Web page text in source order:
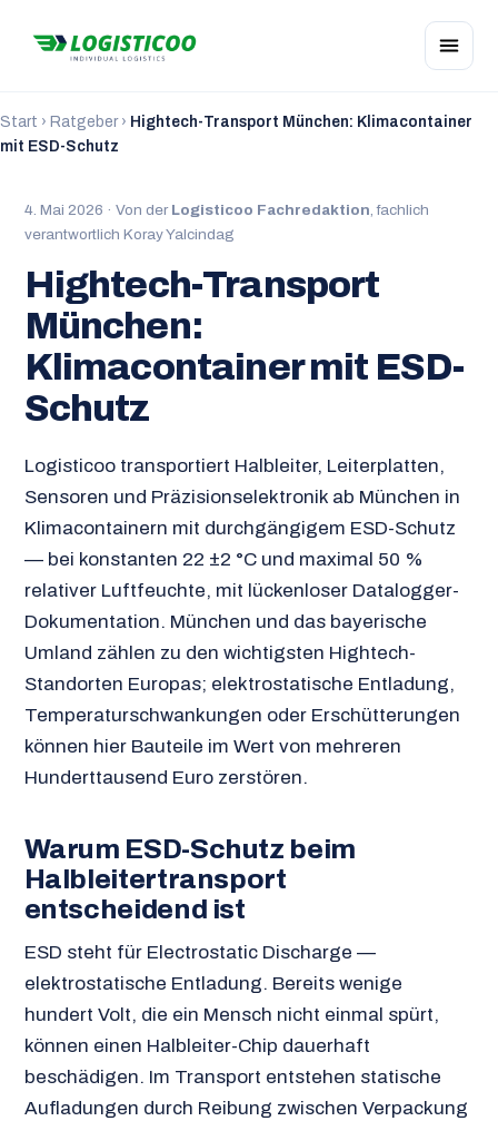
Start › Ratgeber› Hightech-Transport München: Klimacontainer
mit ESD-Schutz
4. Mai 2026 · Von der Logisticoo Fachredaktion, fachlich
verantwortlich Koray Yalcindag
Hightech-Transport
München:
Klimacontainer mit ESD-
Schutz
Logisticoo transportiert Halbleiter, Leiterplatten,
Sensoren und Präzisionselektronik ab München in
Klimacontainern mit durchgängigem ESD-Schutz
— bei konstanten 22 ±2 °C und maximal 50 %
relativer Luftfeuchte, mit lückenloser Datalogger-
Dokumentation. München und das bayerische
Umland zählen zu den wichtigsten Hightech-
Standorten Europas; elektrostatische Entladung,
Temperaturschwankungen oder Erschütterungen
können hier Bauteile im Wert von mehreren
Hunderttausend Euro zerstören.
Warum ESD-Schutz beim
Halbleitertransport
entscheidend ist
ESD steht für Electrostatic Discharge —
elektrostatische Entladung. Bereits wenige
hundert Volt, die ein Mensch nicht einmal spürt,
können einen Halbleiter-Chip dauerhaft
beschädigen. Im Transport entstehen statische
Aufladungen durch Reibung zwischen Verpackung